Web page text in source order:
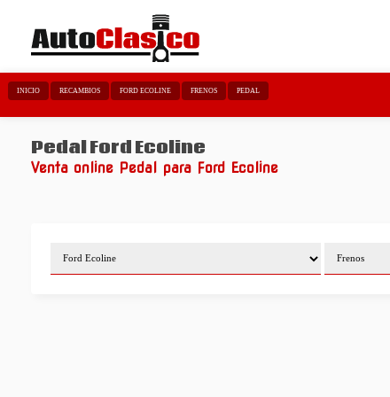
INICIO RECAMBIOS FORD ECOLINE FRENOS PEDAL
Pedal Ford Ecoline
Venta online Pedal para Ford Ecoline